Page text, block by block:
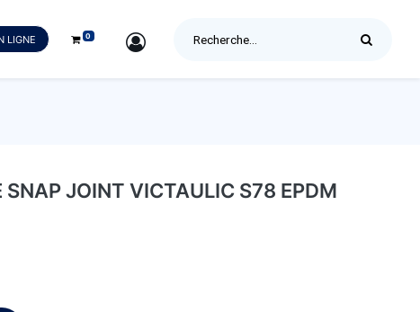
LIGNE 0 SIGN IN
SNAP JOINT VICTAULIC S78 EPDM